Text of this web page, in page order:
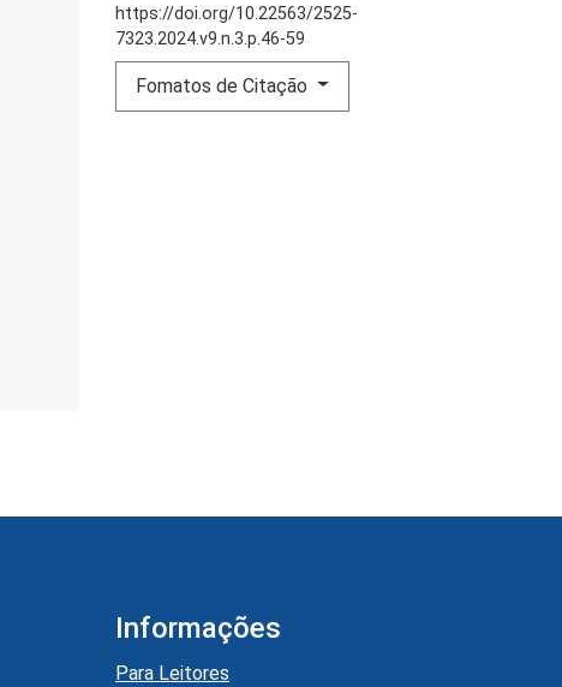
https://doi.org/10.22563/2525-
7323.2024.v9.n.3.p.46-59
Fomatos de Citação
Informações
Para Leitores